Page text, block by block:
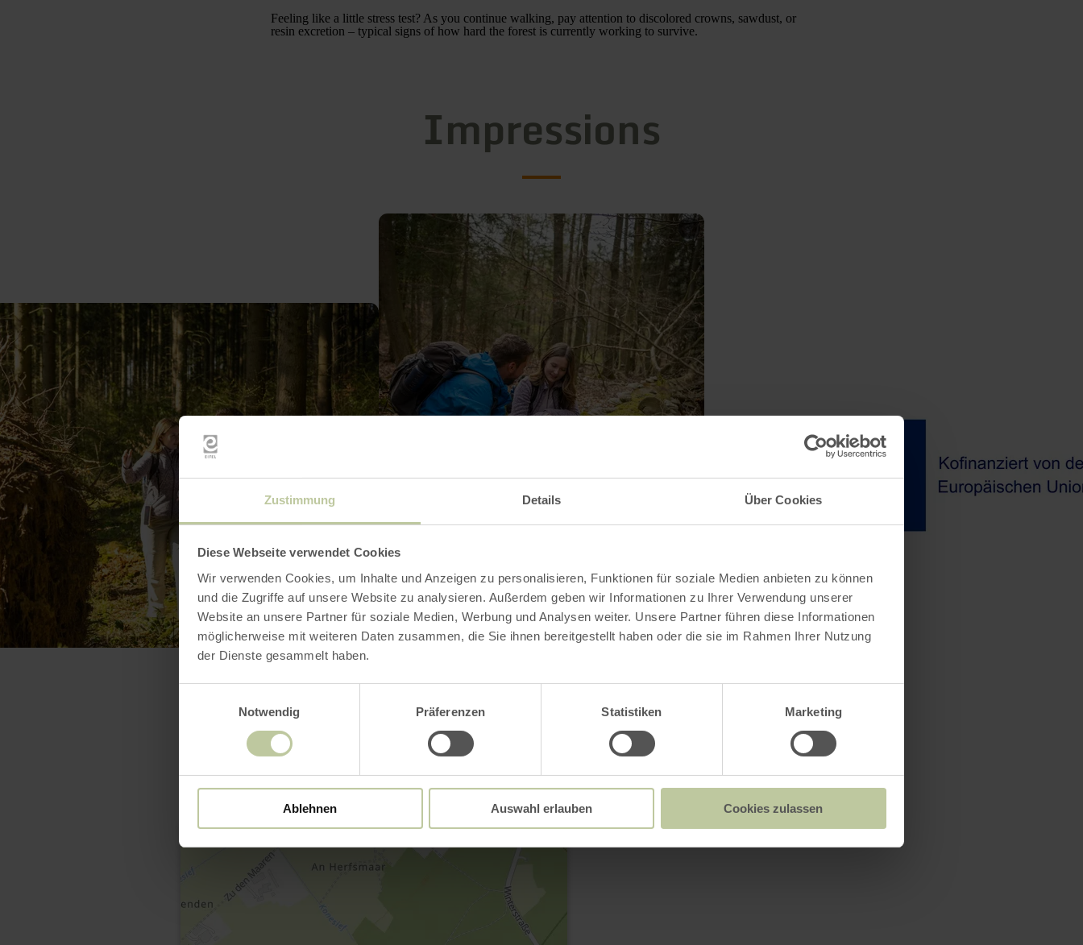
Zustimmung Details Über Cookies
Diese Webseite verwendet Cookies
Wir verwenden Cookies, um Inhalte und Anzeigen zu personalisieren, Funktionen für soziale Medien anbieten zu können
und die Zugriffe auf unsere Website zu analysieren. Außerdem geben wir Informationen zu Ihrer Verwendung unserer
Website an unsere Partner für soziale Medien, Werbung und Analysen weiter. Unsere Partner führen diese Informationen
möglicherweise mit weiteren Daten zusammen, die Sie ihnen bereitgestellt haben oder die sie im Rahmen Ihrer Nutzung
der Dienste gesammelt haben.
Notwendig
Präferenzen Statistiken Marketing
Ablehnen Auswahl erlauben Cookies zulassen
Feeling like a little stress test? As you continue walking, pay attention to discolored crowns, sawdust, or
resin excretion – typical signs of how hard the forest is currently working to survive.
Impressions
Contact